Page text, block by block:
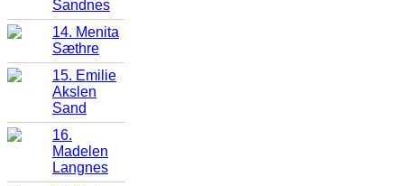
Sandnes
14. Menita
Sæthre
15. Emilie
Akslen
Sand
16.
Madelen
Langnes